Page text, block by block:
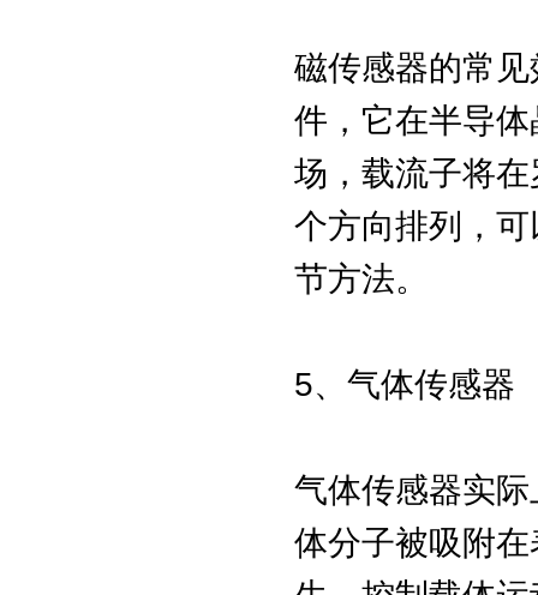
磁传感器的常
件，它在半导
场，载流子将
个方向排列，
节方法。
5、气体传感器
气体传感器实
体分子被吸附